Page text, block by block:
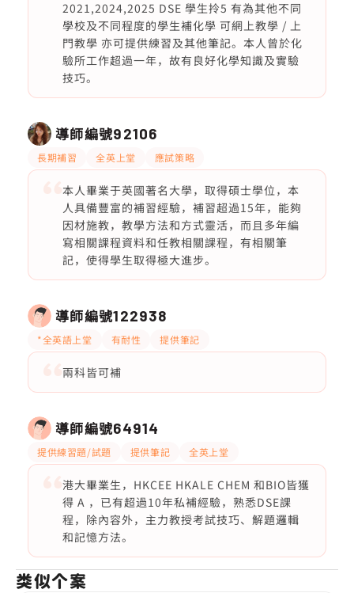
2021,2024,2025 DSE 學生拎5 有為其他不同
學校及不同程度的學生補化學 可網上教學 / 上
門教學 亦可提供練習及其他筆記。本人曾於化
驗所工作超過一年，故有良好化學知識及實驗
技巧。
導師編號92106
長期補習 全英上堂 應試策略
本人畢業于英國著名大學，取得碩士學位，本
人具備豐富的補習經驗，補習超過15年，能夠
因材施教，教學方法和方式靈活，而且多年編
寫相關課程資料和任教相關課程，有相關筆
記，使得學生取得極大進步。
導師編號122938
*全英語上堂 有耐性 提供筆記
兩科皆可補
導師編號64914
提供練習題/試題 提供筆記 全英上堂
港大畢業生，HKCEE HKALE CHEM 和BIO皆獲
得 A ，已有超過10年私補經驗，熟悉DSE課
程，除內容外，主力教授考試技巧、解題邏輯
和記憶方法。
类似个案